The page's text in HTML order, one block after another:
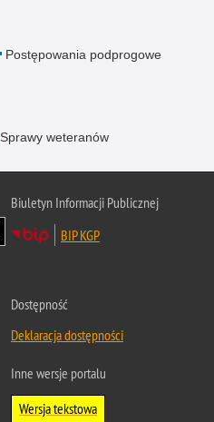
Postępowania podprogowe
Sprawy weteranów
Biuletyn Informacji Publicznej
BIP KGP
Dostępność
Deklaracja dostępności
Inne wersje portalu
Wersja tekstowa